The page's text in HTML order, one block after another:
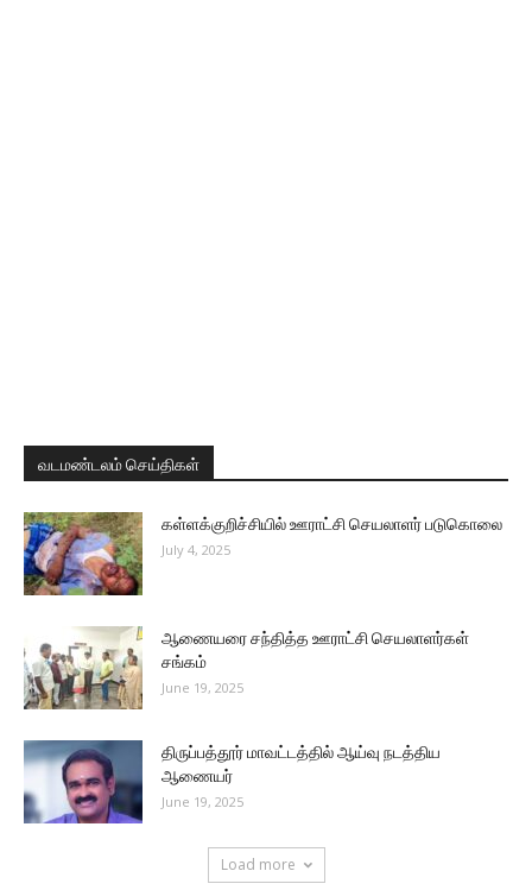
வடமண்டலம் செய்திகள்
கள்ளக்குறிச்சியில் ஊராட்சி செயலாளர் படுகொலை
July 4, 2025
ஆணையரை சந்தித்த ஊராட்சி செயலாளர்கள்
சங்கம்
June 19, 2025
திருப்பத்தூர் மாவட்டத்தில் ஆய்வு நடத்திய
ஆணையர்
June 19, 2025
Load more